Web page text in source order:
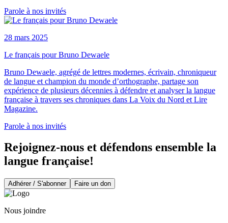
Parole à nos invités
28 mars 2025
Le français pour Bruno Dewaele
Bruno Dewaele, agrégé de lettres modernes, écrivain, chroniqueur
de langue et champion du monde d’orthographe, partage son
expérience de plusieurs décennies à défendre et analyser la langue
française à travers ses chroniques dans La Voix du Nord et Lire
Magazine.
Parole à nos invités
Rejoignez-nous et défendons ensemble la
langue française!
Adhérer / S'abonner Faire un don
Nous joindre